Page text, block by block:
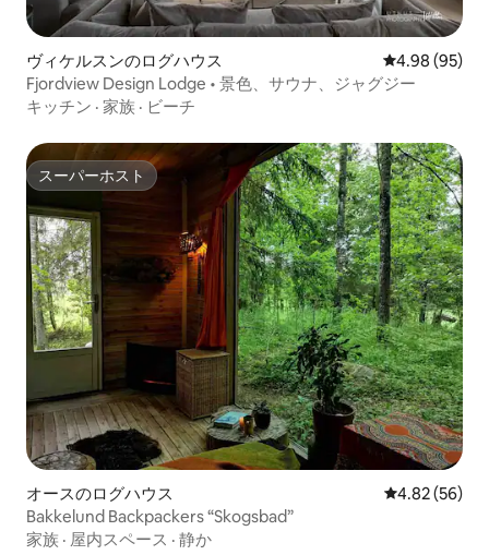
ヴィケルスンのログハウス レビュー95
4.98 (95)
Fjordview Design Lodge • 景色、サウナ、ジャグジー
キッチン · 家族 · ビーチ
スーパーホスト
スーパーホスト
オースのログハウス レビュー56
4.82 (56)
Bakkelund Backpackers “Skogsbad”
家族 · 屋内スペース · 静か